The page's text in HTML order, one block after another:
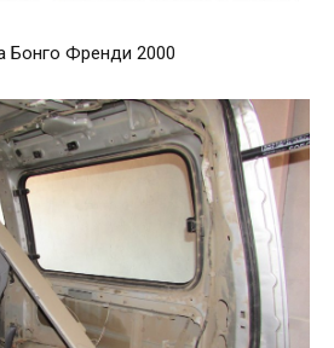
Бонго Френди 2000